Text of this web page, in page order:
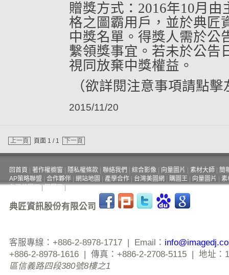
贈獎方式： 2016年10月由
格之圖霸用戶，並於典匠
中獎名單。得獎人需於公
繫領獎事宜。若未於公告
視同放棄中獎權益。
（欲詳閱注意事項請點擊
2015/11/20
上一頁 頁面 1 / 1 下一頁
回首頁 著作權櫥窗 隱私權條款 聯絡我們 綜合影像 向量圖片 素材大師
簡
AP策略聯盟
合作夥伴 網站地圖 產學合作 台灣美圖網 購圖王 向量圖片
素
典匠資訊股份有限公司
客服專線：+886-2-8978-1717 | Email：
+886-2-8978-1616 | 傳真：+886-2-2708-5115 | 地址：
區信義路四段380號8樓之1